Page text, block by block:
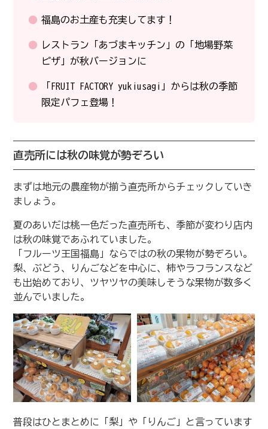
福島のお土産も充実してます！
レストラン「あづまキッチン」の「地場野菜
ピザ」が秋バージョンに
「FRUIT FACTORY yukiusagi」からは秋の季節
限定パフェ登場！
直売所には秋の味覚が勢ぞろい
まずは地元の農産物が揃う直売所からチェックしていき
ましょう。
夏のあいだは桃一色だった直売所も、季節が変わり店内
は秋の味覚であふれていました。
「フルーツ王国福島」ならではの秋の果物が勢ぞろい。
梨、ぶどう、りんごなどを中心に、柿やラフランスなど
も出始めており、ツヤツヤの美味しそうな果物が数多く
並んでいました。
普段はひとまとめに「梨」や「りんご」と言っています